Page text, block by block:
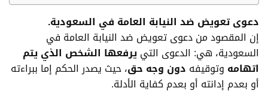
دعوى تعويض ضد النيابة العامة في السعودية.
إن المقصود من دعوى تعويض ضد النيابة العامة في
السعودية، هي: الدعوى التييرفعها الشخص الذي يتم
اتهامه وتوقيفه دون وجه حق، حيث يصدر الحكم إما ببراءته
أو بعدم إدانته أو بعدم كفاية الأدلة.